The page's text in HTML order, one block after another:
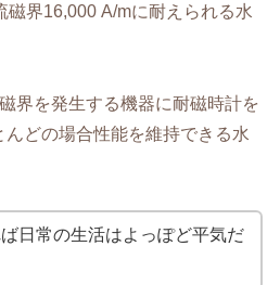
磁界16,000 A/mに耐えられる水
界を発生する機器に耐磁時計を
んどの場合性能を維持できる水
日常の生活はよっぽど平気だ